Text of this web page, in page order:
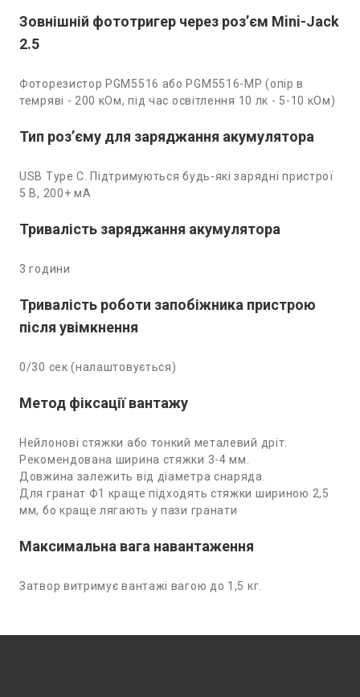
Зовнішній фототригер через роз’єм Mini-Jack
2.5
Фоторезистор PGM5516 або PGM5516-MP (опір в
темряві - 200 кОм, під час освітлення 10 лк - 5-10 кОм)
Тип роз’єму для заряджання акумулятора
USB Type C. Підтримуються будь-які зарядні пристрої
5 В, 200+ мА
Тривалість заряджання акумулятора
3 години
Тривалість роботи запобіжника пристрою
після увімкнення
0/30 сек (налаштовується)
Метод фіксації вантажу
Нейлонові стяжки або тонкий металевий дріт.
Рекомендована ширина стяжки 3-4 мм.
Довжина залежить від діаметра снаряда.
Для гранат Ф1 краще підходять стяжки шириною 2,5
мм, бо краще лягають у пази гранати
Максимальна вага навантаження
Затвор витримує вантажі вагою до 1,5 кг.